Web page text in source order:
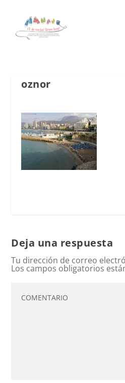
oznor
Deja una respuesta
Tu dirección de correo
Los campos obligatorios